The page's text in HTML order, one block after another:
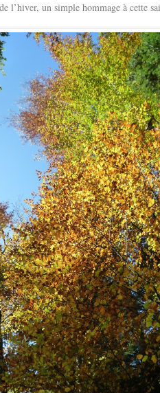
l’hiver, un simple hommage à cette